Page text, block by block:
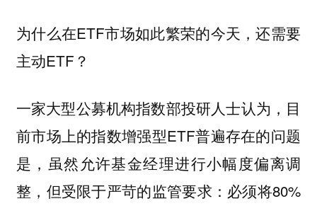
为什么在ETF市场如此繁荣的今天，还需要
主动ETF？
一家大型公募机构指数部投研人士认为，目
前市场上的指数增强型ETF普遍存在的问题
是，虽然允许基金经理进行小幅度偏离调
整，但受限于严苛的监管要求：必须将80%